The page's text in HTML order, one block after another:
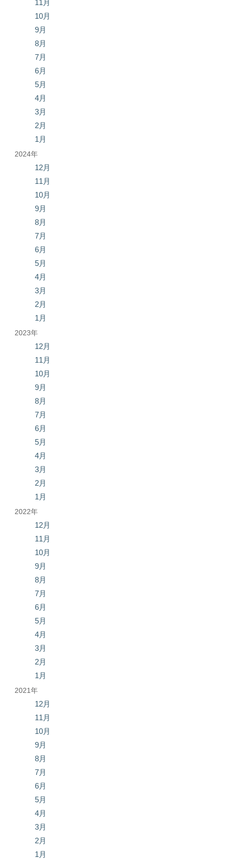
11月
10月
9月
8月
7月
6月
5月
4月
3月
2月
1月
2024年
12月
11月
10月
9月
8月
7月
6月
5月
4月
3月
2月
1月
2023年
12月
11月
10月
9月
8月
7月
6月
5月
4月
3月
2月
1月
2022年
12月
11月
10月
9月
8月
7月
6月
5月
4月
3月
2月
1月
2021年
12月
11月
10月
9月
8月
7月
6月
5月
4月
3月
2月
1月